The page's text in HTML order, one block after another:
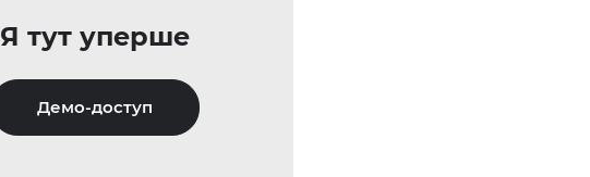
Я тут уперше
Демо-доступ